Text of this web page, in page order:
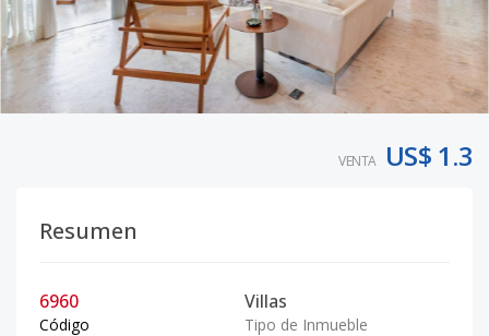
VENTA US$ 1.3
Resumen
6960
Código
Villas
Tipo de Inmueble